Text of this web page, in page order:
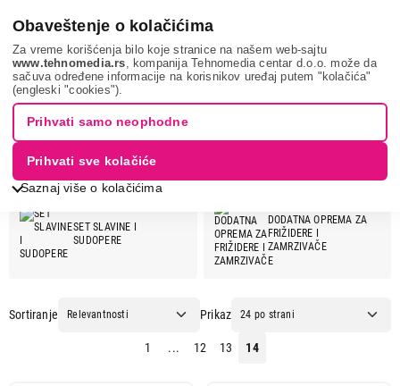
Obaveštenje o kolačićima
Za vreme korišćenja bilo koje stranice na našem web-sajtu
www.tehnomedia.rs , kompanija Tehnomedia centar d.o.o. može da
sačuva određene informacije na korisnikov uređaj putem "kolačića"
(engleski "cookies").
Saznaj više o kolačićima
Prihvati samo neophodne
Prihvati sve kolačiće
DEANTE
DEANTE
DEANTE ponuda:
SET SLAVINE I
SUDOPERE
DODATNA OPREMA ZA
FRIŽIDERE I
ZAMRZIVAČE
Sortiranje Prikaz
1 ... 12 13 14